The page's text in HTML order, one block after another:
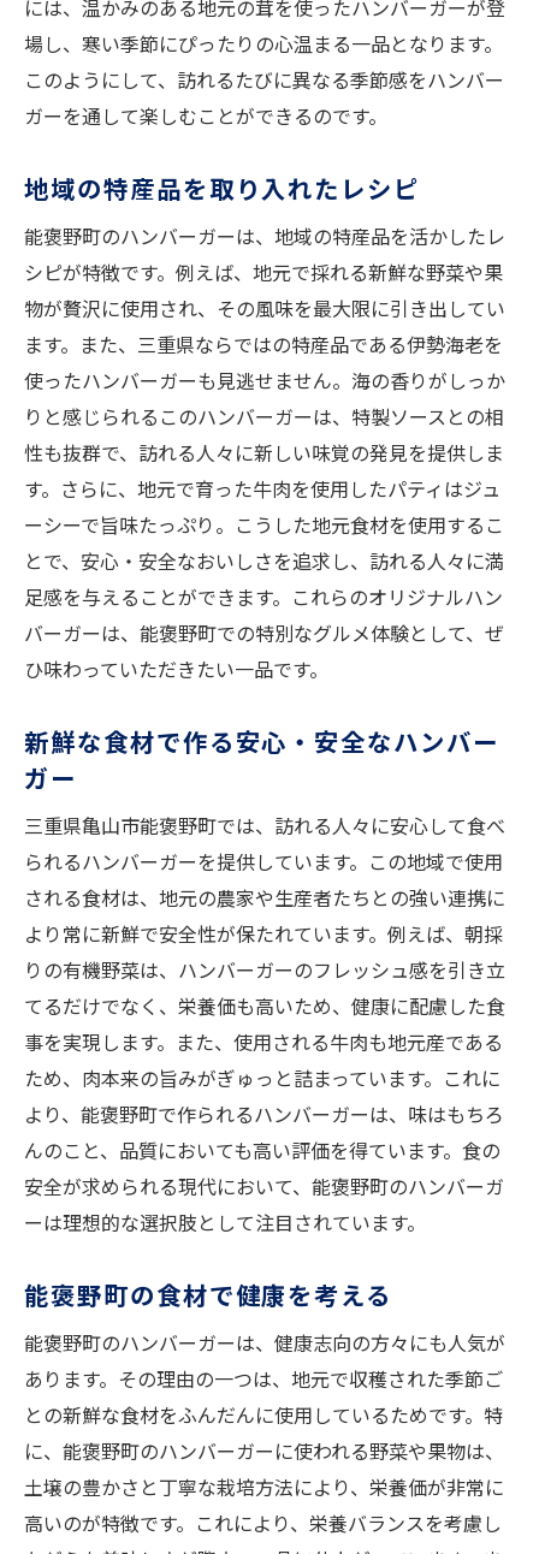
には、温かみのある地元の茸を使ったハンバーガーが登
場し、寒い季節にぴったりの心温まる一品となります。
このようにして、訪れるたびに異なる季節感をハンバー
ガーを通して楽しむことができるのです。
地域の特産品を取り入れたレシピ
能褒野町のハンバーガーは、地域の特産品を活かしたレ
シピが特徴です。例えば、地元で採れる新鮮な野菜や果
物が贅沢に使用され、その風味を最大限に引き出してい
ます。また、三重県ならではの特産品である伊勢海老を
使ったハンバーガーも見逃せません。海の香りがしっか
りと感じられるこのハンバーガーは、特製ソースとの相
性も抜群で、訪れる人々に新しい味覚の発見を提供しま
す。さらに、地元で育った牛肉を使用したパティはジュ
ーシーで旨味たっぷり。こうした地元食材を使用するこ
とで、安心・安全なおいしさを追求し、訪れる人々に満
足感を与えることができます。これらのオリジナルハン
バーガーは、能褒野町での特別なグルメ体験として、ぜ
ひ味わっていただきたい一品です。
新鮮な食材で作る安心・安全なハンバー
ガー
三重県亀山市能褒野町では、訪れる人々に安心して食べ
られるハンバーガーを提供しています。この地域で使用
される食材は、地元の農家や生産者たちとの強い連携に
より常に新鮮で安全性が保たれています。例えば、朝採
りの有機野菜は、ハンバーガーのフレッシュ感を引き立
てるだけでなく、栄養価も高いため、健康に配慮した食
事を実現します。また、使用される牛肉も地元産である
ため、肉本来の旨みがぎゅっと詰まっています。これに
より、能褒野町で作られるハンバーガーは、味はもちろ
んのこと、品質においても高い評価を得ています。食の
安全が求められる現代において、能褒野町のハンバーガ
ーは理想的な選択肢として注目されています。
能褒野町の食材で健康を考える
能褒野町のハンバーガーは、健康志向の方々にも人気が
あります。その理由の一つは、地元で収穫された季節ご
との新鮮な食材をふんだんに使用しているためです。特
に、能褒野町のハンバーガーに使われる野菜や果物は、
土壌の豊かさと丁寧な栽培方法により、栄養価が非常に
高いのが特徴です。これにより、栄養バランスを考慮し